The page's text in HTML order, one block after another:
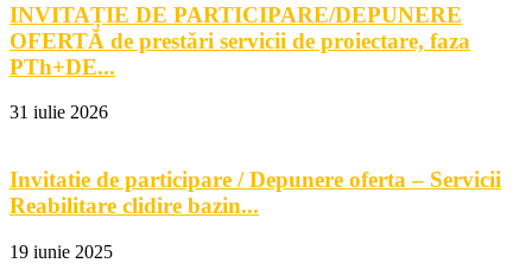
INVITAȚIE DE PARTICIPARE/DEPUNERE
OFERTĂ de prestări servicii de proiectare, faza
PTh+DE...
31 iulie 2026
Invitatie de participare / Depunere oferta – Servicii
Reabilitare clidire bazin...
19 iunie 2025